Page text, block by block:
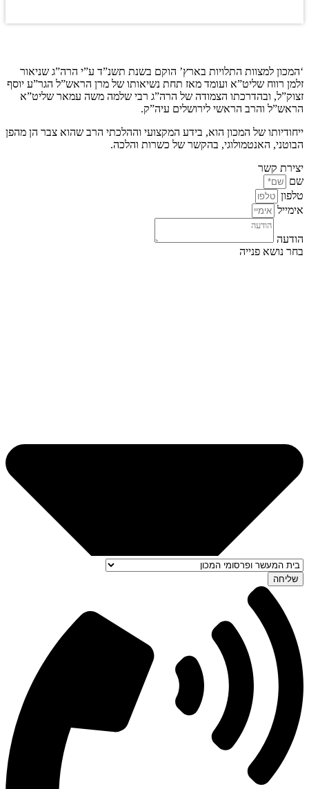
‘המכון למצוות התלויות בארץ’ הוקם בשנת תשנ”ד ע”י הרה”ג שניאור
זלמן רווח שליט”א ועומד מאז תחת נשיאותו של מרן הראש”ל הגר”ע יוסף
זצוק”ל, ובהדרכתו הצמודה של הרה”ג רבי שלמה משה עמאר שליט”א
הראש”ל והרב הראשי לירושלים עיה”ק.
ייחודיותו של המכון הוא, בידע המקצועי וההלכתי הרב שהוא צבר הן מהפן
הבוטני, האנטמולוגי, בהקשר של כשרות והלכה.
יצירת קשר
שם
טלפון
אימייל
הודעה
בחר נושא פנייה
שליחה